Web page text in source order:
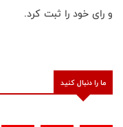
و رای خود را ثبت کرد.
ما را دنبال کنید